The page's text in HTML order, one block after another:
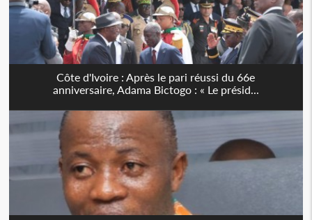
Côte d'Ivoire : Après le pari réussi du 66e
anniversaire, Adama Bictogo : « Le présid...